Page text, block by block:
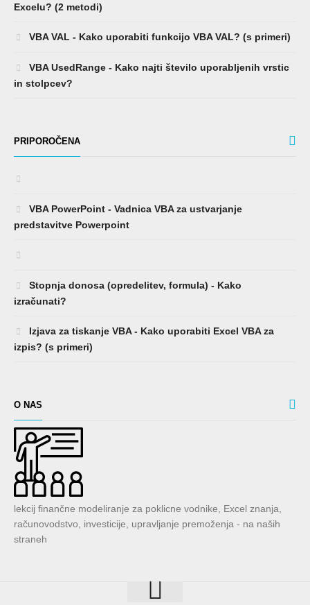
Excelu? (2 metodi)
VBA VAL - Kako uporabiti funkcijo VBA VAL? (s primeri)
VBA UsedRange - Kako najti število uporabljenih vrstic
in stolpcev?
PRIPOROČENA
VBA PowerPoint - Vadnica VBA za ustvarjanje
predstavitve Powerpoint
Stopnja donosa (opredelitev, formula) - Kako
izračunati?
Izjava za tiskanje VBA - Kako uporabiti Excel VBA za
izpis? (s primeri)
O NAS
lekcij finančne modeliranje za poklicne vodnike, Excel znanja,
računovodstvo, investicije, upravljanje premoženja - na naših
straneh